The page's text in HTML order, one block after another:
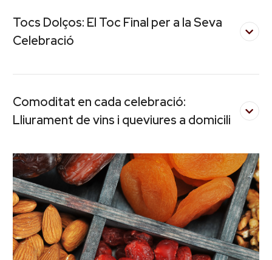
Tocs Dolços: El Toc Final per a la Seva
Celebració
Comoditat en cada celebració:
Lliurament de vins i queviures a domicili